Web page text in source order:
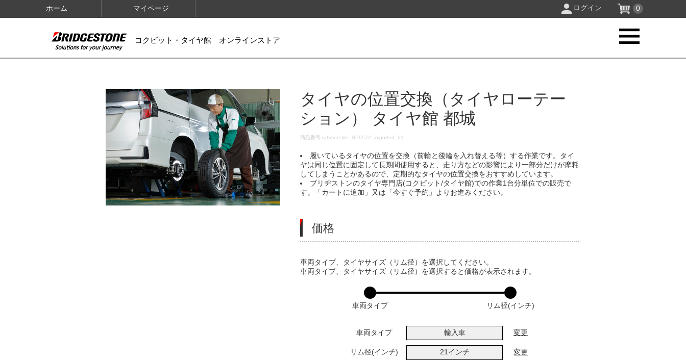
ホーム マイページ ログイン 0
コクピット・タイヤ館 オンラインストア
IMAGES
タイヤの位置交換（タイヤローテー
ション） タイヤ館 都城
DETAILS
商品番号 rotation-tire_SP9572_imported_21
履いているタイヤの位置を交換（前輪と後輪を入れ替える等）する作業です。タイ
ヤは同じ位置に固定して長期間使用すると、走り方などの影響により一部分だけが摩耗
してしまうことがあるので、定期的なタイヤの位置交換をおすすめしています。
ブリヂストンのタイヤ専門店(コクピット/タイヤ館)での作業1台分単位での販売で
す。「カートに追加」又は「今すぐ予約」よりお進みください。
価格
VARIATIONS
車両タイプ、タイヤサイズ（リム径）を選択してください。
車両タイプ、タイヤサイズ（リム径）を選択すると価格が表示されます。
車両タイプ リム径(インチ)
車両タイプ 輸入車 変更
リム径(インチ) 21インチ 変更